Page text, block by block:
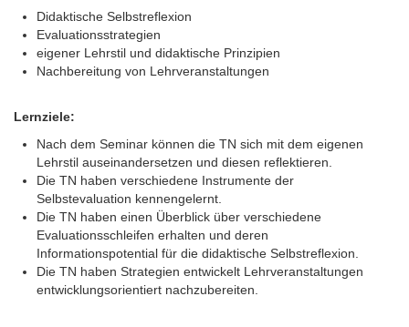
Didaktische Selbstreflexion
Evaluationsstrategien
eigener Lehrstil und didaktische Prinzipien
Nachbereitung von Lehrveranstaltungen
Lernziele:
Nach dem Seminar können die TN sich mit dem eigenen
Lehrstil auseinandersetzen und diesen reflektieren.
Die TN haben verschiedene Instrumente der
Selbstevaluation kennengelernt.
Die TN haben einen Überblick über verschiedene
Evaluationsschleifen erhalten und deren
Informationspotential für die didaktische Selbstreflexion.
Die TN haben Strategien entwickelt Lehrveranstaltungen
entwicklungsorientiert nachzubereiten.